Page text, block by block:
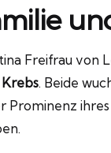
Freifrau von
. Beide
Prominenz